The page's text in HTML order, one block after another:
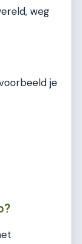
weg
je